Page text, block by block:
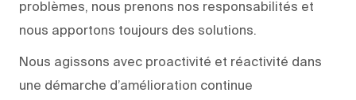
problèmes, nous prenons nos responsabilités et
nous apportons toujours des solutions.
Nous agissons avec proactivité et réactivité dans
une démarche d’amélioration continue